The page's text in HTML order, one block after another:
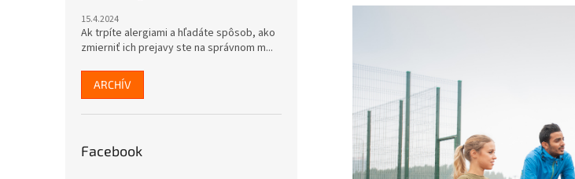
15.4.2024
Ak trpíte alergiami a hľadáte spôsob, ako
zmierniť ich prejavy ste na správnom m...
ARCHÍV
Facebook